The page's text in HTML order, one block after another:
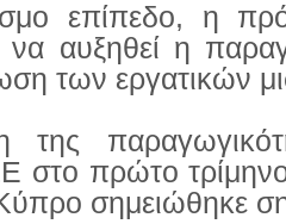
επίπεδο, η
να αυξηθεί η
των εργατικών
στο πρώτο
σημειώθηκε